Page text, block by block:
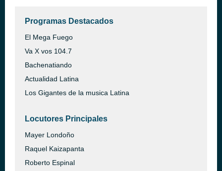
Programas Destacados
El Mega Fuego
Va X vos 104.7
Bachenatiando
Actualidad Latina
Los Gigantes de la musica Latina
Locutores Principales
Mayer Londoño
Raquel Kaizapanta
Roberto Espinal